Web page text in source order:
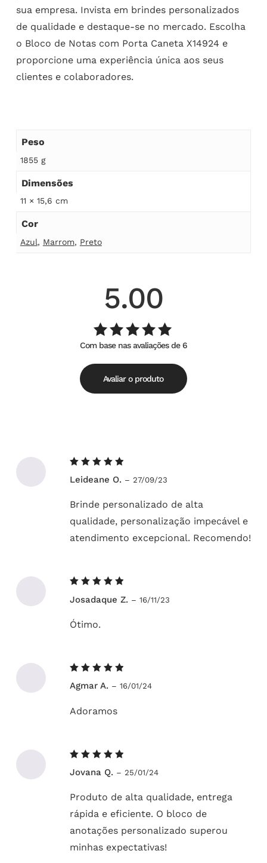
sua empresa. Invista em brindes personalizados
de qualidade e destaque-se no mercado. Escolha
o Bloco de Notas com Porta Caneta X14924 e
proporcione uma experiência única aos seus
clientes e colaboradores.
Peso
1855 g
Dimensões
11 × 15,6 cm
Cor
Azul, Marrom, Preto
5.00
Avaliação
5.00de
5
Com base nas avaliações de 6
Avaliar o produto
5de 5
Leideane O. – 27/09/23
Brinde personalizado de alta
qualidade, personalização impecável e
atendimento excepcional. Recomendo!
5de 5
Josadaque Z. – 16/11/23
Ótimo.
5de 5
Agmar A. – 16/01/24
Adoramos
5de 5
Jovana Q. – 25/01/24
Produto de alta qualidade, entrega
rápida e eficiente. O bloco de
anotações personalizado superou
minhas expectativas!